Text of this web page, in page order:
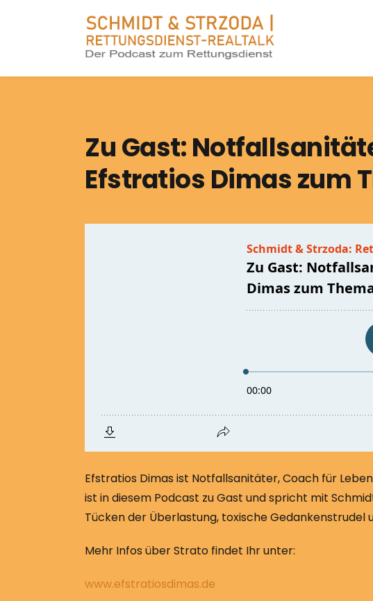
Zu Gast:
Efstratios Dimas zum
Efstratios Dimas ist Notfallsanitäter, Coach für
ist in diesem Podcast zu Gast und spricht mit
Tücken der Überlastung, toxische Gedankenstrudel
Mehr Infos über Strato findet Ihr unter:
www.efstratiosdimas.de